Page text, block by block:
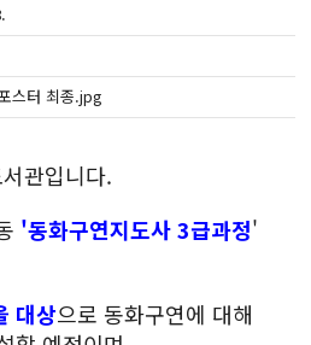
스터 최종.jpg
관입니다.
'동화구연지도사 3급과정'
대상으로 동화구연에 대해